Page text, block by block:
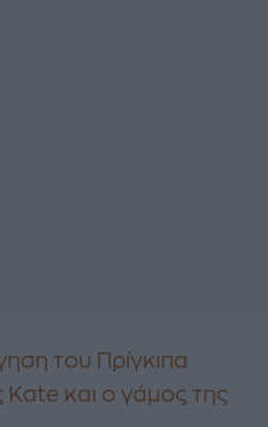
του Πρίγκιπα
Kate και ο γάμος της